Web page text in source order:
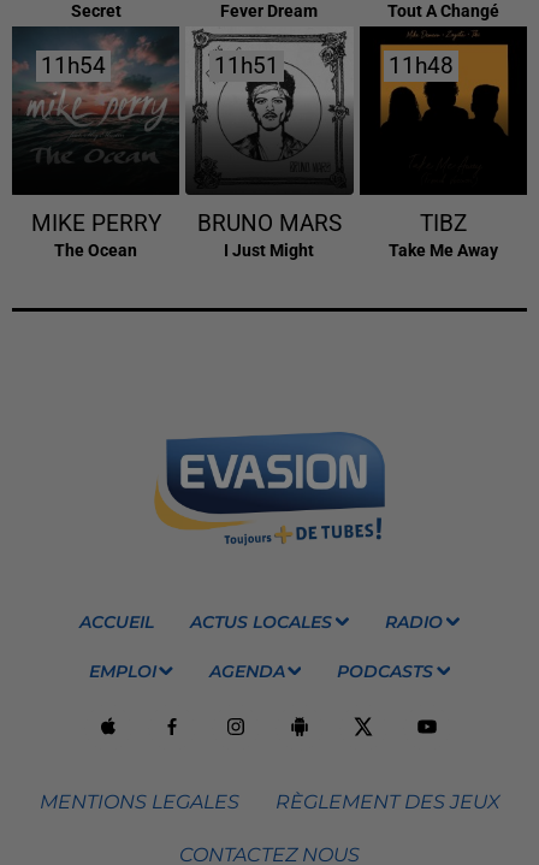
Secret Fever Dream Tout A Changé
11h54
11h54
MIKE PERRY
The Ocean
11h51
11h51
BRUNO MARS
I Just Might
11h48
11h48
TIBZ
Take Me Away
ACCUEIL ACTUS LOCALES RADIO
EMPLOI AGENDA PODCASTS
MENTIONS LEGALES RÈGLEMENT DES JEUX
CONTACTEZ NOUS